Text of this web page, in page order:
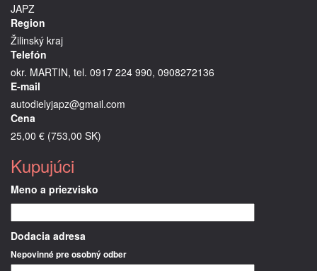
JAPZ
Region
Žilinský kraj
Telefón
okr. MARTIN, tel. 0917 224 990, 0908272136
E-mail
autodielyjapz@gmail.com
Cena
25,00 € (753,00 SK)
Kupujúci
Meno a priezvisko
Dodacia adresa
Nepovinné pre osobný odber